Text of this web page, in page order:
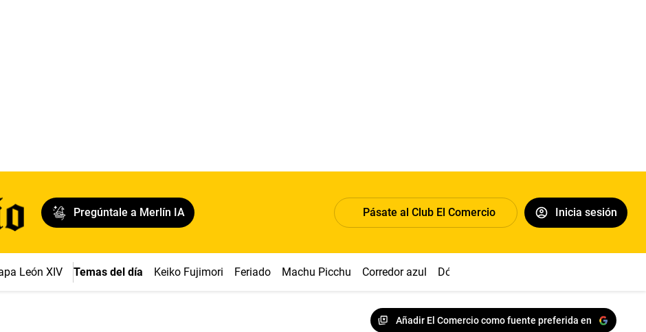
Pregúntale a Merlín IA Pásate al Club El Comercio Inicia sesión
León XIV Temas del día Keiko Fujimori Feriado Machu Picchu Corredor azul Dólar
Añadir El Comercio como fuente preferida en